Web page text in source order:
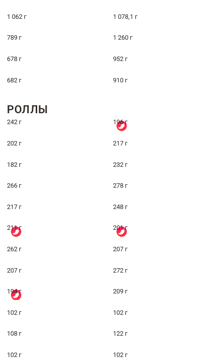
1 062 г 1 078,1 г
789 г 1 260 г
678 г 952 г
682 г 910 г
РОЛЛЫ
242 г 196 г
202 г 217 г
182 г 232 г
266 г 278 г
217 г 248 г
211 г 201 г
262 г 207 г
207 г 272 г
194 г 209 г
102 г 102 г
108 г 122 г
102 г 102 г